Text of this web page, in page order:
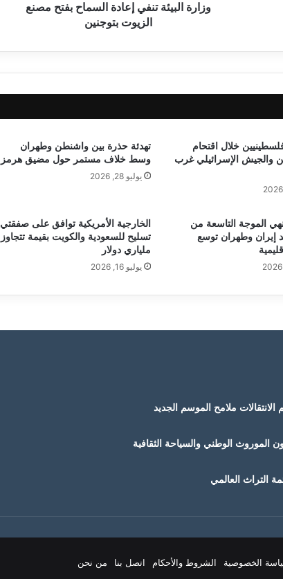
وزارة البيئة تنفي إعادة السماح بفتح مصنع
الزيوت بتوجنين
10 فلسطينيين خلال اقتحام
والجيش الإسرائيلي غرب
تهدئة حذرة بين واشنطن وطهران
وسط خلاف مستمر حول مضيق هرمز
يوليو 28, 2026
الموجة التاسعة من
إيران وطهران توسع
الخارجية الأمريكية توافق على صفقتي
تسليح للسعودية والكويت بقيمة تتجاوز
ملياري دولار
يوليو 16, 2026
الموروث الوطني والسياحة الثقافية
التراث العالمي
الخصوصية الشروط والأحكام اتصل بنا من نحن